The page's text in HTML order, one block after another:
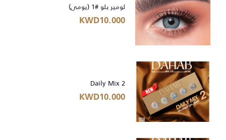
لومير بلو #1 (يومي)
KWD10.000
Daily Mix 2
KWD10.000